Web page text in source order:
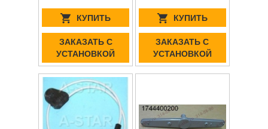
КУПИТЬ
ЗАКАЗАТЬ С
УСТАНОВКОЙ
КУПИТЬ
ЗАКАЗАТЬ С
УСТАНОВКОЙ